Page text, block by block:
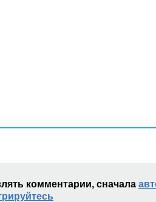
комментарии, сначала